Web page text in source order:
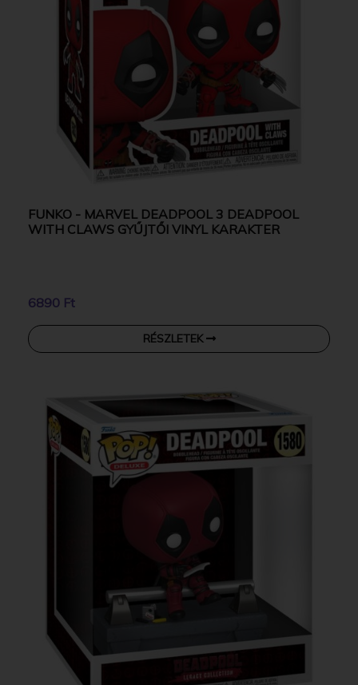
FUNKO - MARVEL DEADPOOL 3 DEADPOOL
WITH CLAWS GYŰJTŐI VINYL KARAKTER
6890 Ft
RÉSZLETEK